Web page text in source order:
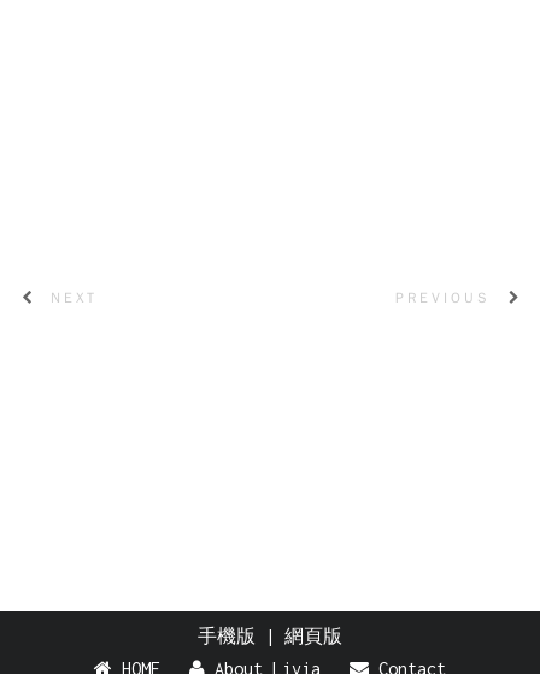
NEXT PREVIOUS
手機版 | 網頁版
HOME
About Livia Contact